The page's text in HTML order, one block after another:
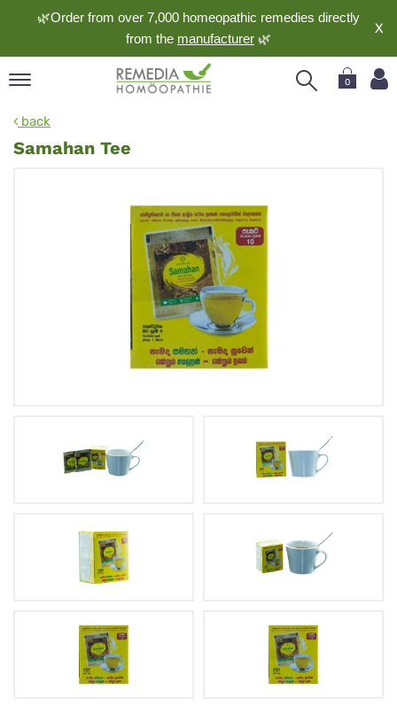
🌿Order from over 7,000 homeopathic remedies directly
from the manufacturer 🌿
X
0
back
Samahan Tee